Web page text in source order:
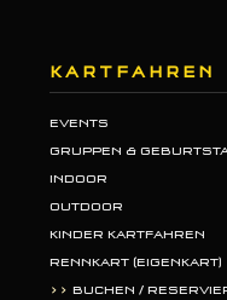
KARTFAHREN
EVENTS
GRUPPEN &
INDOOR
OUTDOOR
KINDER KARTFAHREN
RENNKART (EIGENKART)
>> BUCHEN /